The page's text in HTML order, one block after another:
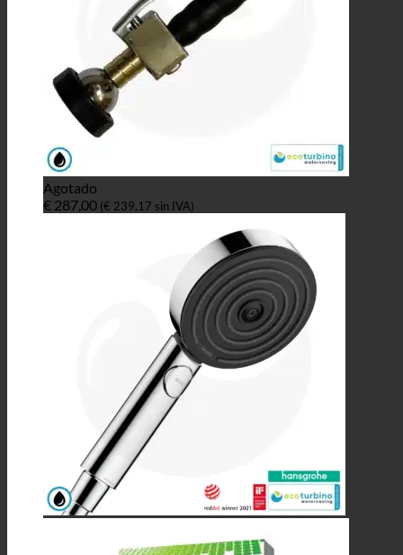
Agotado
€ 287,00 (€ 239,17 sin IVA)